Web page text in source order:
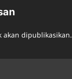
akan dipublikasikan.